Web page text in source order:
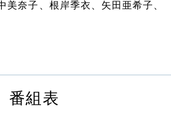
美奈子、根岸季衣、矢田亜希子、
番組表